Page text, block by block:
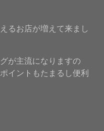
るお店が増えて来まし
が主流になりますの
イントもたまるし便利